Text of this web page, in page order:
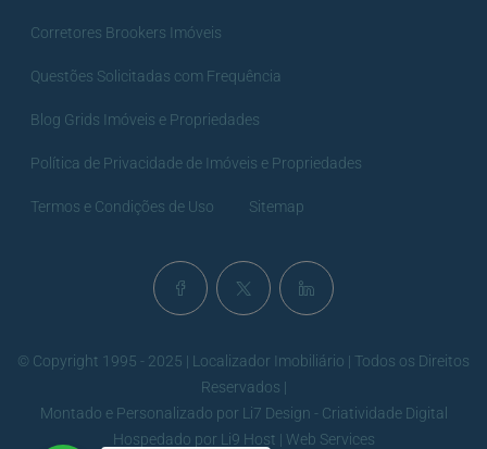
Corretores Brookers Imóveis
Questões Solicitadas com Frequência
Blog Grids Imóveis e Propriedades
Política de Privacidade de Imóveis e Propriedades
Termos e Condições de Uso Sitemap
© Copyright 1995 - 2025 | Localizador Imobiliário | Todos os Direitos
Reservados |
Montado e Personalizado por Li7 Design - Criatividade Digital
Hospedado por Li9 Host | Web Services